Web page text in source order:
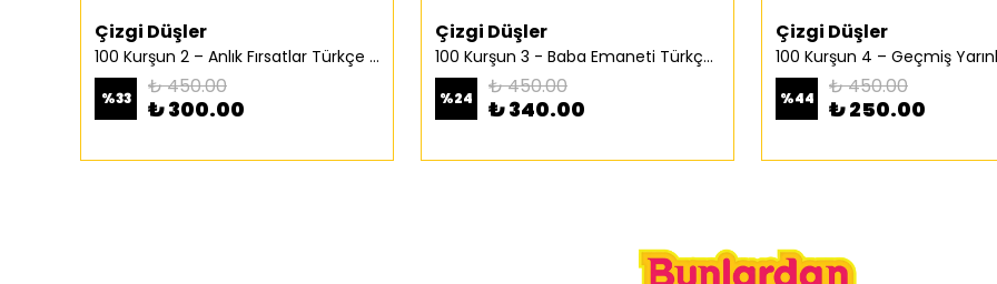
Çizgi Düşler
100 Kurşun 2 – Anlık Fırsatlar Türkçe Çizgi Roman
%33 ₺ 450.00
₺ 300.00
Çizgi Düşler
100 Kurşun 3 - Baba Emaneti Türkçe Çizgi Roman
%24 ₺ 450.00
₺ 340.00
Çizgi Düşler
%44 ₺ 450.00
₺ 250.00